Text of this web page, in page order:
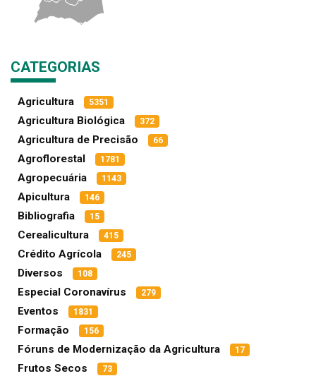
CATEGORIAS
Agricultura 5351
Agricultura Biológica 372
Agricultura de Precisão 66
Agroflorestal 1781
Agropecuária 1143
Apicultura 146
Bibliografia 15
Cerealicultura 415
Crédito Agrícola 245
Diversos 108
Especial Coronavírus 279
Eventos 1831
Formação 156
Fóruns de Modernização da Agricultura 17
Frutos Secos 73